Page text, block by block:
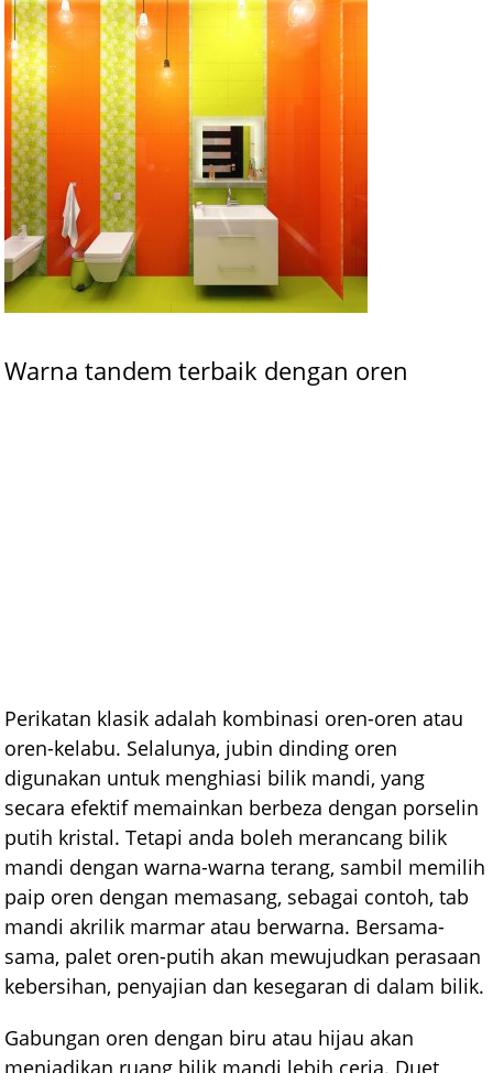
Warna tandem terbaik dengan oren
Perikatan klasik adalah kombinasi oren-oren atau
oren-kelabu. Selalunya, jubin dinding oren
digunakan untuk menghiasi bilik mandi, yang
secara efektif memainkan berbeza dengan porselin
putih kristal. Tetapi anda boleh merancang bilik
mandi dengan warna-warna terang, sambil memilih
paip oren dengan memasang, sebagai contoh, tab
mandi akrilik marmar atau berwarna. Bersama-
sama, palet oren-putih akan mewujudkan perasaan
kebersihan, penyajian dan kesegaran di dalam bilik.
Gabungan oren dengan biru atau hijau akan